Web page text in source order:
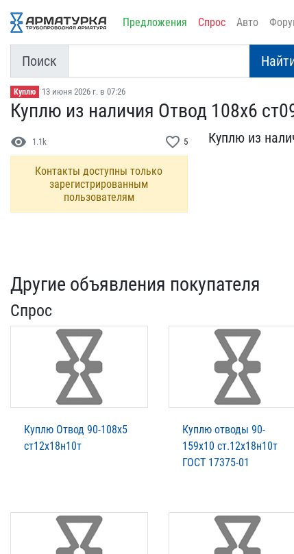
Предложения Спрос Авто
Поиск
Куплю 13 июня 2026 г. в 07:26
Куплю из наличия Отвод 1​08х6
visibility 1.1k favorite_border 5
Контакты доступны только
зарегистрированным
пользователям
Куплю из
Другие объявления покупателя
Спрос
Куплю Отвод 90-108х5
ст12х18н10т
Куплю отводы 90-
159х10 ст.12х18н10т
ГОСТ 17375-01